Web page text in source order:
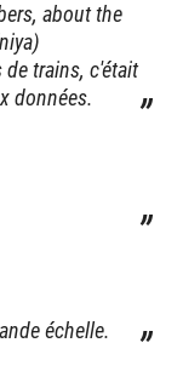
about the
de trains, c'était
données.
échelle.